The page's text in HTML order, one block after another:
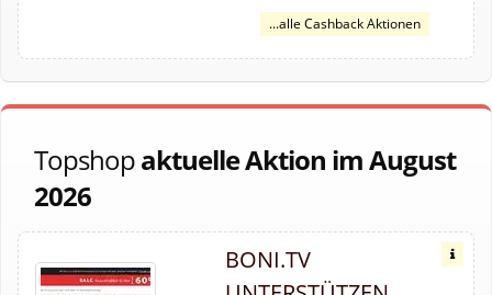
...alle Cashback Aktionen
Topshopaktuelle Aktion im August
2026
BONI.TV